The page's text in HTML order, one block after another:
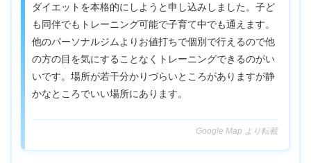
ダイエットを本格的にしようと申し込みしました。子ど
も同伴でもトレーニング可能で子育て中でも通えます。
他のパーソナルジムよりお値打ちで個別で行えるので他
の方の目を気にすることなくトレーニングできるのがい
いです。場所が若干分かりづらいところがありますが静
かなところでいい場所にあります。
Google Map より転載